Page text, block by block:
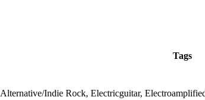
Tags
Alternative/Indie Rock, Electricguitar,